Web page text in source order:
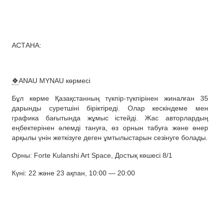
АСТАНА:
🍀ANAU MYNAU көрмесі
Бұл көрме Қазақстанның түкпір-түкпірінен жиналған 35
дарынды суретшіні біріктіреді. Олар кескіндеме мен
графика бағытында жұмыс істейді. Жас авторлардың
еңбектерінен әлемді тануға, өз орнын табуға және өнер
арқылы үнін жеткізуге деген ұмтылыстарын сезінуге болады.
Орны: Forte Kulanshi Art Space, Достық көшесі 8/1
Күні: 22 және 23 ақпан, 10:00 — 20:00